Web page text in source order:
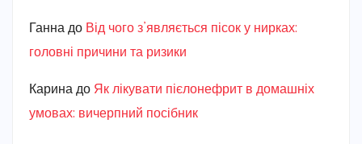
Ганна до Від чого з’являється пісок у нирках:
головні причини та ризики
Карина до Як лікувати пієлонефрит в домашніх
умовах: вичерпний посібник